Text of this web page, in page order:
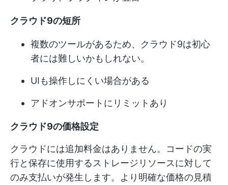
クラウド9の短所
複数のツールがあるため、クラウド9は初心
者には難しいかもしれない。
UIも操作しにくい場合がある
アドオンサポートにリミットあり
クラウド9の価格設定
クラウドには追加料金はありません。コードの実
行と保存に使用するストレージリソースに対して
のみ支払いが発生します。より明確な価格の見積